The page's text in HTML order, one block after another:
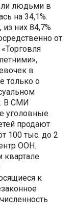
людьми в
на 34,1%.
них 84,7%
от
в
только о
В СМИ
уголовные
продают
100 тыс. до 2
ООН.
к